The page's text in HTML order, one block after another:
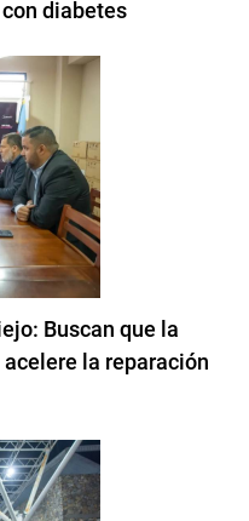
diabetes
Buscan que la
la reparación